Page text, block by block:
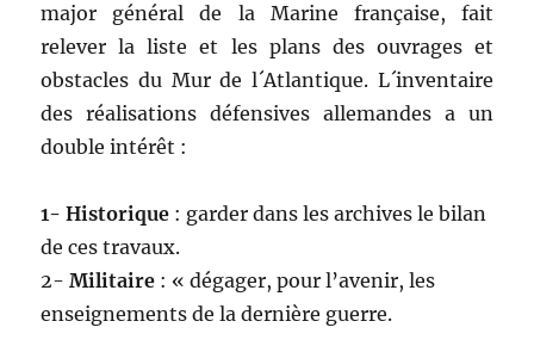
major général de la Marine française, fait
relever la liste et les plans des ouvrages et
obstacles du Mur de l´Atlantique. L´inventaire
des réalisations défensives allemandes a un
double intérêt :
1- Historique : garder dans les archives le bilan
de ces travaux.
2-Militaire : « dégager, pour l’avenir, les
enseignements de la dernière guerre.